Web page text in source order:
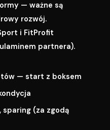
— ważne są
rozwój.
i FitProfit
partnera).
— start z boksem
sparing (za zgodą